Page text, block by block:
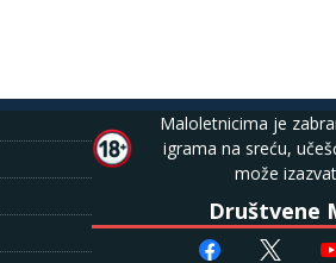
Maloletnicima je
igrama na sreću,
može
Društvene